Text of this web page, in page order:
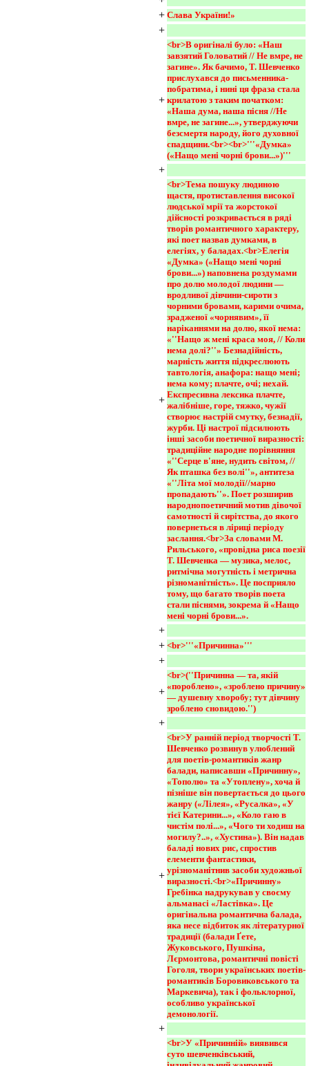
+ Слава України!»
+
+
<br>В оригіналі було: «Наш
завзятий Головатий // Не вмре, не
загине». Як бачимо, Т. Шевченко
прислухався до письменника-
побратима, і нині ця фраза стала
крилатою з таким початком:
«Наша дума, наша пісня //Не
вмре, не загине...», утверджуючи
безсмертя народу, його духовної
спадщини.<br><br>'''«Думка»
(«Нащо мені чорні брови...»)'''
+
+
<br>Тема пошуку людиною
щастя, протиставлення високої
людської мрії та жорстокої
дійсності розкривається в ряді
творів романтичного характеру,
які поет назвав думками, в
елегіях, у баладах.<br>Елегія
«Думка» («Нащо мені чорні
брови...») наповнена роздумами
про долю молодої людини —
вродливої дівчини-сироти з
чорними бровами, карими очима,
зрадженої «чорнявим», її
наріканнями на долю, якої нема:
«''Нащо ж мені краса моя, // Коли
нема долі?''» Безнадійність,
марність життя підкреслюють
тавтологія, анафора: нащо мені;
нема кому; плачте, очі; нехай.
Експресивна лексика плачте,
жалібніше, горе, тяжко, чужії
створює настрій смутку, безнадії,
журби. Ці настрої підсилюють
інші засоби поетичної виразності:
традиційне народне порівняння
«''Серце в'яне, нудить світом, //
Як пташка без волі''», антитеза
«''Літа мої молодії//марно
пропадають''». Поет розширив
народнопоетичний мотив дівочої
самотності й сирітства, до якого
повернеться в ліриці періоду
заслання.<br>За словами М.
Рильського, «провідна риса поезії
Т. Шевченка — музика, мелос,
ритмічна могутність і метрична
різноманітність». Це посприяло
тому, що багато творів поета
стали піснями, зокрема й «Нащо
мені чорні брови...».
+
+ <br>'''«Причинна»'''
+
+
<br>(''Причинна — та, якій
«пороблено», «зроблено причину»
— душевну хворобу; тут дівчину
зроблено сновидою.'')
+
+
<br>У ранній період творчості Т.
Шевченко розвинув улюблений
для поетів-романтиків жанр
балади, написавши «Причинну»,
«Тополю» та «Утоплену», хоча й
пізніше він повертається до цього
жанру («Лілея», «Русалка», «У
тієї Катерини...», «Коло гаю в
чистім полі...», «Чого ти ходиш на
могилу?..», «Хустина»). Він надав
баладі нових рис, спростив
елементи фантастики,
урізноманітнив засоби художньої
виразності.<br>«Причинну»
Гребінка надрукував у своєму
альманасі «Ластівка». Це
оригінальна романтична балада,
яка несе відбиток як літературної
традиції (балади Ґете,
Жуковського, Пушкіна,
Лєрмонтова, романтичні повісті
Гоголя, твори українських поетів-
романтиків Боровиковського та
Маркевича), так і фольклорної,
особливо української
демонології.
+
<br>У «Причинній» виявився
суто шевченківський,